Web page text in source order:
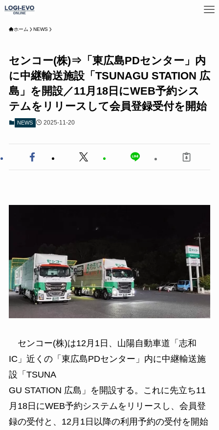
ホーム NEWS
センコー(株)⇒「東広島PDセンター」内
に中継輸送施設「TSUNAGU STATION 広
島」を開設／11月18日にWEB予約シス
テムをリリースして会員登録受付を開始
NEWS 2025-11-20
センコー(株)は12月1日、山陽自動車道「志和
IC」近くの「東広島PDセンター」内に中継輸送施
設「TSUNA
GU STATION 広島」を開設する。これに先立ち11
月18日にWEB予約システムをリリースし、会員登
録の受付と、12月1日以降の利用予約の受付を開始